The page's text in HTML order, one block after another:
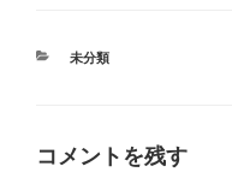
カ
未分類
コメントを残す